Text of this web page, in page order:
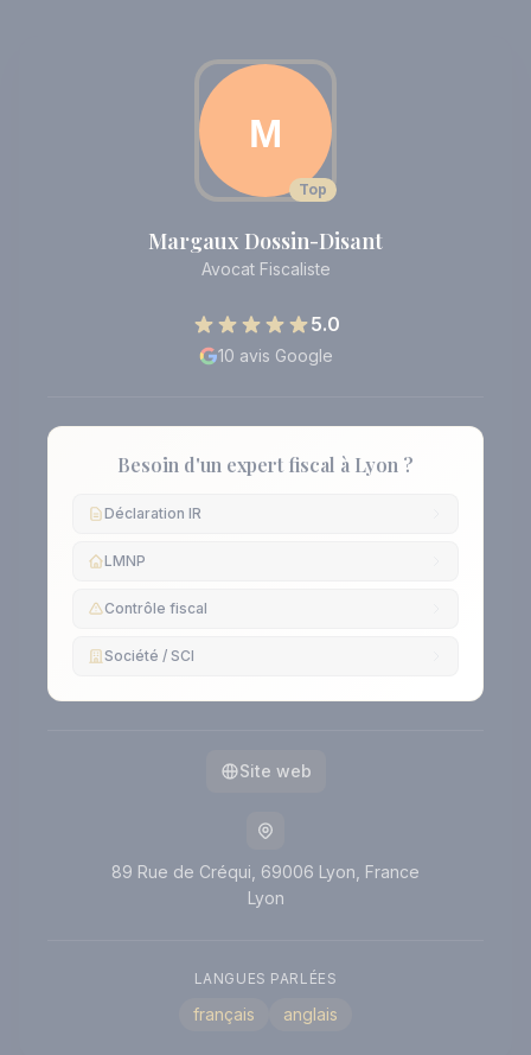
Top
Margaux Dossin-Disant
Avocat Fiscaliste
5.0
10 avis Google
Besoin d'un expert fiscal à Lyon ?
Déclaration IR
LMNP
Contrôle fiscal
Société / SCI
Site web
89 Rue de Créqui, 69006 Lyon, France
Lyon
LANGUES PARLÉES
français anglais